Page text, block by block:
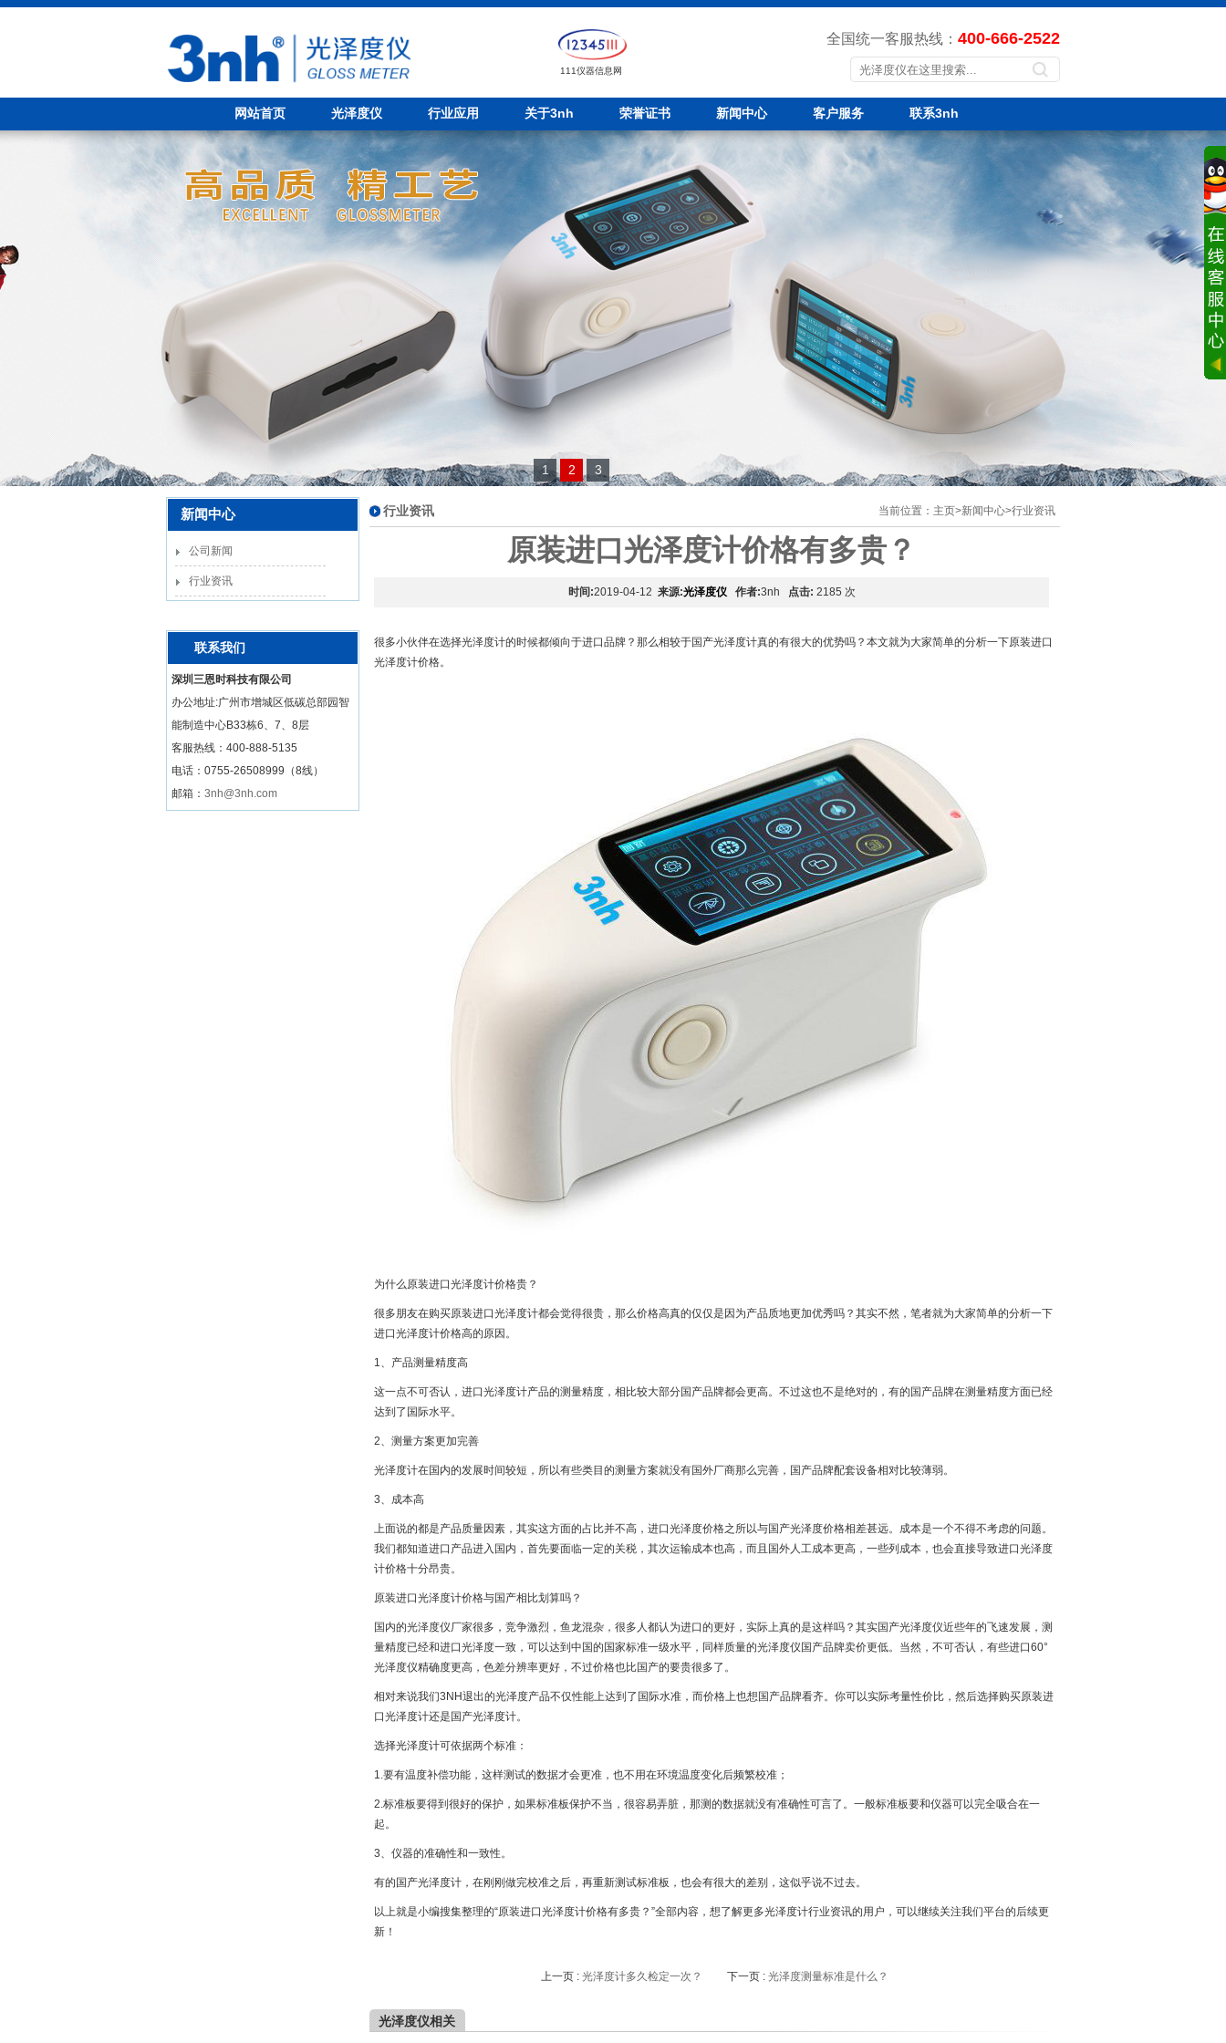
111仪器信息网
全国统一客服热线： 400-666-2522
网站首页 光泽度仪 行业应用 关于3nh 荣誉证书 新闻中心 客户服务 联系3nh
1 2 3
新闻中心
公司新闻
行业资讯
联系我们
深圳三恩时科技有限公司
办公地址:广州市增城区低碳总部园智
能制造中心B33栋6、7、8层
客服热线： 400-888-5135
电话：0755-26508999（8线）
邮箱： 3nh@3nh.com
行业资讯 当前位置： 主页>新闻中心>行业资讯
原装进口光泽度计价格有多贵？
时间:2019-04-12 来源:光泽度仪 作者:3nh 点击: 2185 次
很多小伙伴在选择光泽度计的时候都倾向于进口品牌？那么相较于国产光泽度计真的有很大的优势吗？本文就为大家简单的分析一下原装进口
光泽度计价格。
为什么原装进口光泽度计价格贵？
很多朋友在购买原装进口光泽度计都会觉得很贵，那么价格高真的仅仅是因为产品质地更加优秀吗？其实不然，笔者就为大家简单的分析一下
进口光泽度计价格高的原因。
1、产品测量精度高
这一点不可否认，进口光泽度计产品的测量精度，相比较大部分国产品牌都会更高。不过这也不是绝对的，有的国产品牌在测量精度方面已经
达到了国际水平。
2、测量方案更加完善
光泽度计在国内的发展时间较短，所以有些类目的测量方案就没有国外厂商那么完善，国产品牌配套设备相对比较薄弱。
3、成本高
上面说的都是产品质量因素，其实这方面的占比并不高，进口光泽度价格之所以与国产光泽度价格相差甚远。成本是一个不得不考虑的问题。
我们都知道进口产品进入国内，首先要面临一定的关税，其次运输成本也高，而且国外人工成本更高，一些列成本，也会直接导致进口光泽度
计价格十分昂贵。
原装进口光泽度计价格与国产相比划算吗？
国内的光泽度仪厂家很多，竞争激烈，鱼龙混杂，很多人都认为进口的更好，实际上真的是这样吗？其实国产光泽度仪近些年的飞速发展，测
量精度已经和进口光泽度一致，可以达到中国的国家标准一级水平，同样质量的光泽度仪国产品牌卖价更低。当然，不可否认，有些进口60°
光泽度仪精确度更高，色差分辨率更好，不过价格也比国产的要贵很多了。
相对来说我们3NH退出的光泽度产品不仅性能上达到了国际水准，而价格上也想国产品牌看齐。你可以实际考量性价比，然后选择购买原装进
口光泽度计还是国产光泽度计。
选择光泽度计可依据两个标准：
1.要有温度补偿功能，这样测试的数据才会更准，也不用在环境温度变化后频繁校准；
2.标准板要得到很好的保护，如果标准板保护不当，很容易弄脏，那测的数据就没有准确性可言了。一般标准板要和仪器可以完全吸合在一
起。
3、仪器的准确性和一致性。
有的国产光泽度计，在刚刚做完校准之后，再重新测试标准板，也会有很大的差别，这似乎说不过去。
以上就是小编搜集整理的“原装进口光泽度计价格有多贵？”全部内容，想了解更多光泽度计行业资讯的用户，可以继续关注我们平台的后续更
新！
上一页 : 光泽度计多久检定一次？ 下一页 : 光泽度测量标准是什么？
光泽度仪相关